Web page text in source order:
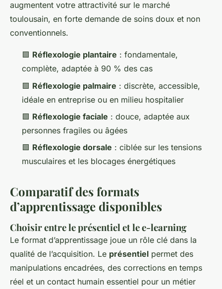
augmentent votre attractivité sur le marché
toulousain, en forte demande de soins doux et non
conventionnels.
🟩 Réflexologie plantaire : fondamentale,
complète, adaptée à 90 % des cas
🟩 Réflexologie palmaire : discrète, accessible,
idéale en entreprise ou en milieu hospitalier
🟩 Réflexologie faciale : douce, adaptée aux
personnes fragiles ou âgées
🟩 Réflexologie dorsale : ciblée sur les tensions
musculaires et les blocages énergétiques
Comparatif des formats
d’apprentissage disponibles
Choisir entre le présentiel et le e-learning
Le format d’apprentissage joue un rôle clé dans la
qualité de l’acquisition. Le présentiel permet des
manipulations encadrées, des corrections en temps
réel et un contact humain essentiel pour un métier